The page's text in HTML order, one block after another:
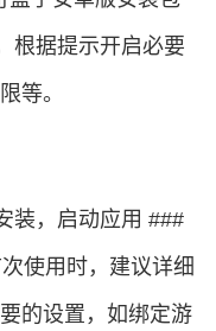
根据提示开启必要
等。
装，启动应用 ###
使用时，建议详细
的设置，如绑定游